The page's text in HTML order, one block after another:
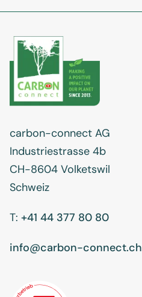
carbon-connect AG
Industriestrasse 4b
CH-8604 Volketswil
Schweiz
T: +41 44 377 80 80
info@carbon-connect.ch